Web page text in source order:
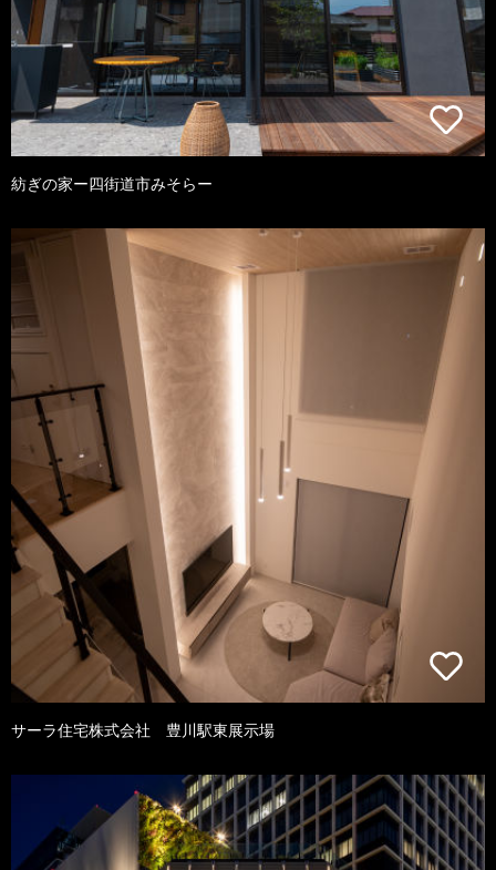
紡ぎの家ー四街道市みそらー
サーラ住宅株式会社 豊川駅東展示場